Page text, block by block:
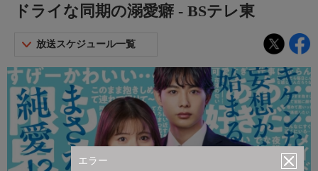
エラー
ドライな同期の溺愛癖 - BSテレ東
放送スケジュール一覧